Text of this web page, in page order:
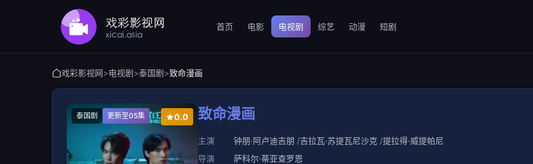
首页 电影 电视剧 综艺 动漫 短剧
戏彩影视网>电视剧>泰国剧>致命漫画
泰国剧 更新至05集 0.0 致命漫画
主演 钟朋·阿卢迪吉朋 吉拉瓦·苏提瓦尼沙克 提拉得·威提帕尼
导演
萨科尔·蒂亚查罗恩